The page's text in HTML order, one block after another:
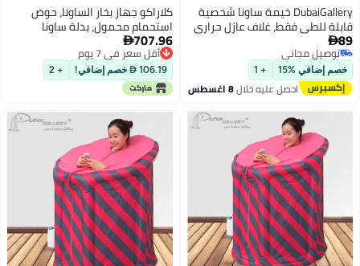
DubaiGallery خيمة ساونا شخصية
فقط، غلاف عازل حراري
باب بسحاب، تصميم
مدمج للاسترخاء في
العافية الداخلية وتجربة
وردي
مجاني
مجاني
%15
+ 1
احصل عليه خلال8 اغسطس
كلاراكو جهاز بخار الساونا، حوض
استحمام محمول، بدلة ساونا
منزلية، محرك بخار ساونا (الولايات
المتحدة)
707.96أقل سعر في 7 يوم
توصيل مجاني
أقل سعر في 7 يوم + 2